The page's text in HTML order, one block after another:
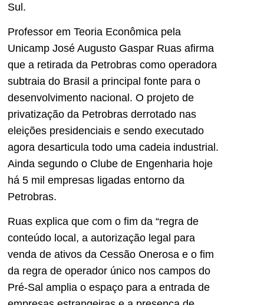
Sul.
Professor em Teoria Econômica pela
Unicamp José Augusto Gaspar Ruas afirma
que a retirada da Petrobras como operadora
subtraia do Brasil a principal fonte para o
desenvolvimento nacional. O projeto de
privatização da Petrobras derrotado nas
eleições presidenciais e sendo executado
agora desarticula todo uma cadeia industrial.
Ainda segundo o Clube de Engenharia hoje
há 5 mil empresas ligadas entorno da
Petrobras.
Ruas explica que com o fim da “regra de
conteúdo local, a autorização legal para
venda de ativos da Cessão Onerosa e o fim
da regra de operador único nos campos do
Pré-Sal amplia o espaço para a entrada de